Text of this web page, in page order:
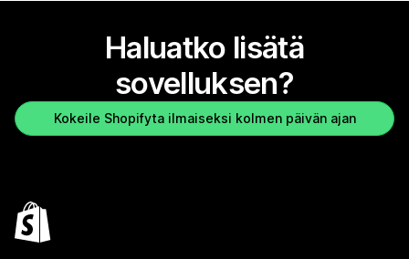
Haluatko lisätä
sovelluksen?
Kokeile Shopifyta ilmaiseksi kolmen päivän ajan